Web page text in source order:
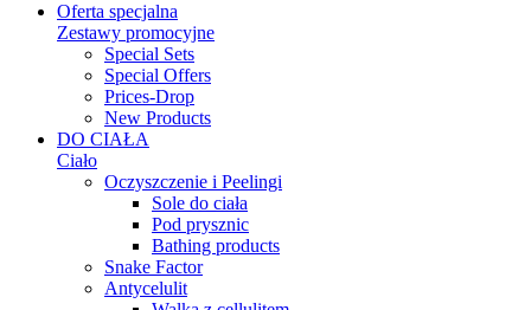
Oferta specjalna
Zestawy promocyjne
Special Sets
Special Offers
Prices-Drop
New Products
DO CIAŁA
Ciało
Oczyszczenie i Peelingi
Sole do ciała
Pod prysznic
Bathing products
Snake Factor
Antycelulit